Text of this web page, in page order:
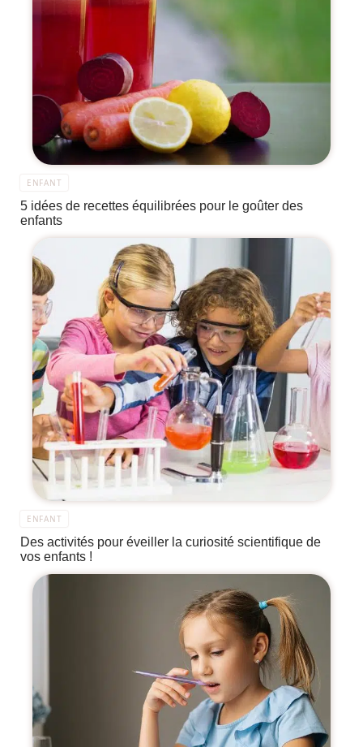
ENFANT
5 idées de recettes équilibrées pour le goûter des
enfants
ENFANT
Des activités pour éveiller la curiosité scientifique de
vos enfants !